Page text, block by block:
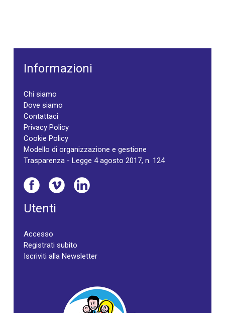
Informazioni
Chi siamo
Dove siamo
Contattaci
Privacy Policy
Cookie Policy
Modello di organizzazione e gestione
Trasparenza - Legge 4 agosto 2017, n. 124
Utenti
Accesso
Registrati subito
Iscriviti alla Newsletter